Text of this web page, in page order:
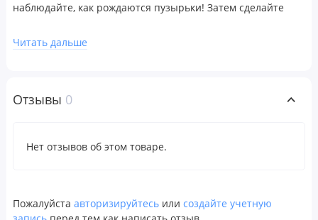
наблюдайте, как рождаются пузырьки! Затем сделайте
^ Изготовлено из лимонной кислоты и карбоната магния
Для взрослых
Поместите желаемое количество порошка в чашку или
затем добавьте в чашку теплой или холодной воды.
Читать дальше
Отзывы 0
Нет отзывов об этом товаре.
Пожалуйста авторизируйтесь или создайте учетную